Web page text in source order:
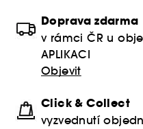
Doprava zdarma
v rámci ČR u
APLIKACI
Objevit
Click & Collect
vyzvednutí